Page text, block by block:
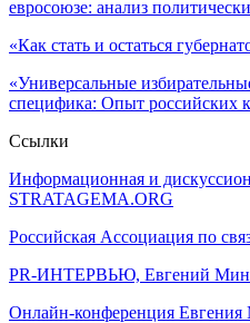
евросоюзе: анализ
«Как стать и остаться
«Универсальные
специфика: Опыт российских
Ссылки
Информационная и
STRATAGEMA.ORG
Российская Ассоциация по
PR-ИНТЕРВЬЮ, Евгений
Онлайн-конференция